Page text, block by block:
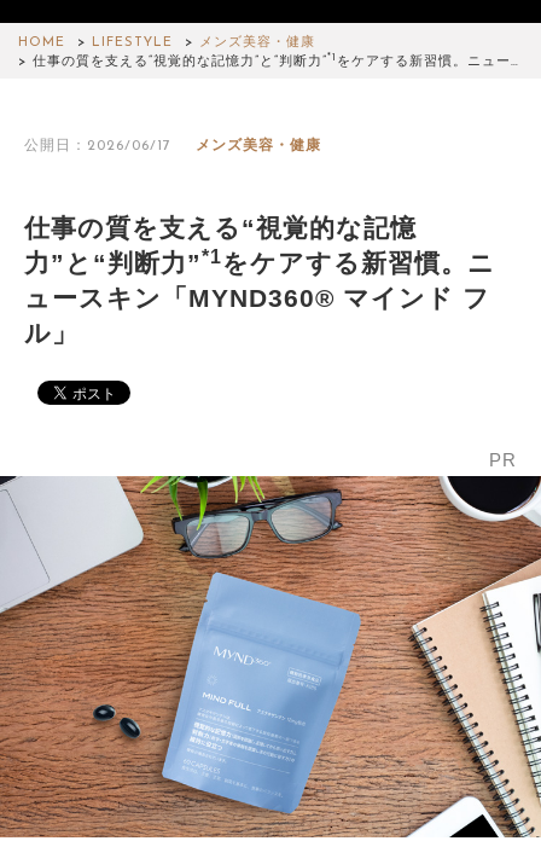
HOME LIFESTYLE
メンズ美容・健康
仕事の質を支える“視覚的な記憶力”と“判断力”
*1 をケアする新習慣。ニュー…
公開日：2026/06/17 メンズ美容・健康
仕事の質を支える“視覚的な記憶
力”と“判断力”*1をケアする新習慣。ニ
ュースキン「MYND360® マインド フ
ル」
PR